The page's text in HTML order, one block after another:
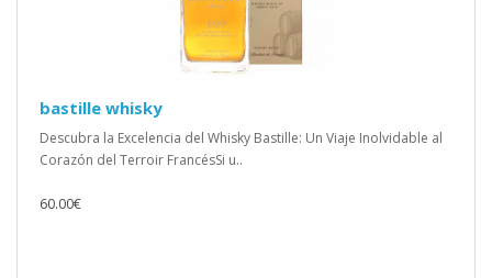
bastille whisky
Descubra la Excelencia del Whisky Bastille: Un Viaje Inolvidable al
Corazón del Terroir FrancésSi u..
60.00€